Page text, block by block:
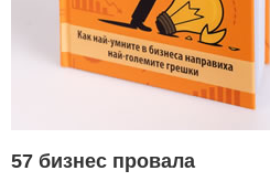
57 бизнес провала